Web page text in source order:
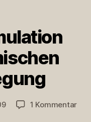
1 Kommentarzu